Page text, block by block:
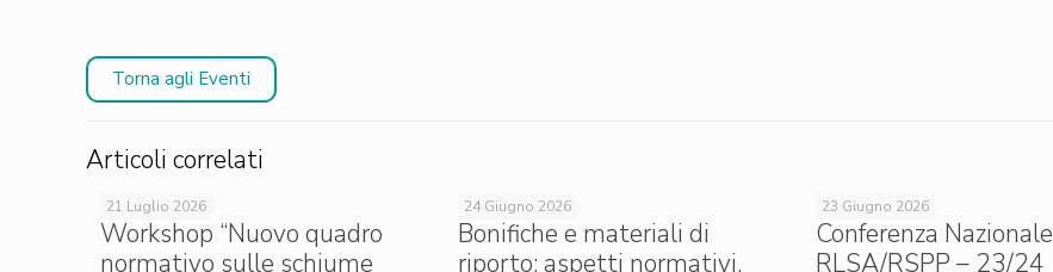
Torna agli Eventi
Articoli correlati
21 Luglio 2026
Workshop “Nuovo quadro
normativo sulle schiume
24 Giugno 2026
Bonifiche e materiali di
riporto: aspetti normativi,
23 Giugno 2026
Conferenza Nazionale
RLSA/RSPP – 23/24